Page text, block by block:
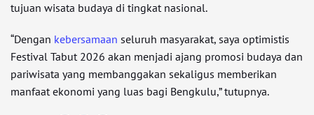
tujuan wisata budaya di tingkat nasional.
“Dengan kebersamaan seluruh masyarakat, saya optimistis
Festival Tabut 2026 akan menjadi ajang promosi budaya dan
pariwisata yang membanggakan sekaligus memberikan
manfaat ekonomi yang luas bagi Bengkulu,” tutupnya.